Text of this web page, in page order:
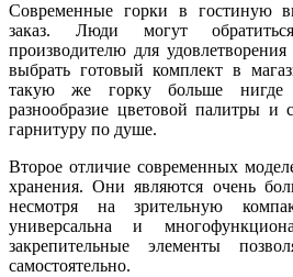
Современные горки в гостиную
заказ. Люди могут
производителю для
выбрать готовый комплект в
такую же горку больше нигде
разнообразие цветовой палитры и
гарнитуру по душе.
Второе отличие современных
хранения. Они являются очень
несмотря на зрительную
универсальна и
закрепительные элементы
самостоятельно.